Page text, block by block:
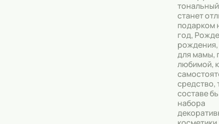
станет
подарком
год,
рождения,
для мамы,
любимой,
средство,
составе
набора